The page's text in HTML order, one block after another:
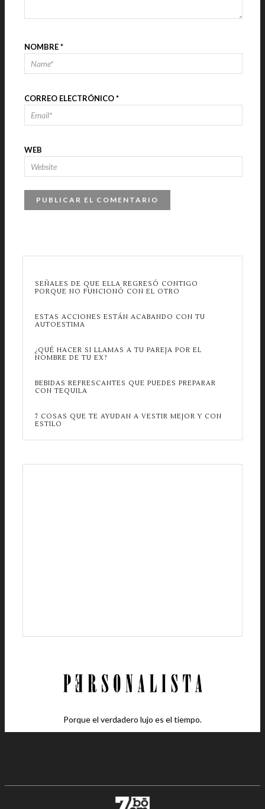
NOMBRE*
CORREO ELECTRÓNICO*
WEB
SEÑALES DE QUE ELLA REGRESÓ CONTIGO
PORQUE NO FUNCIONÓ CON EL OTRO
ESTAS ACCIONES ESTÁN ACABANDO CON TU
AUTOESTIMA
¿QUÉ HACER SI LLAMAS A TU PAREJA POR EL
NOMBRE DE TU EX?
BEBIDAS REFRESCANTES QUE PUEDES PREPARAR
CON TEQUILA
7 COSAS QUE TE AYUDAN A VESTIR MEJOR Y CON
ESTILO
Porque el verdadero lujo es el tiempo.